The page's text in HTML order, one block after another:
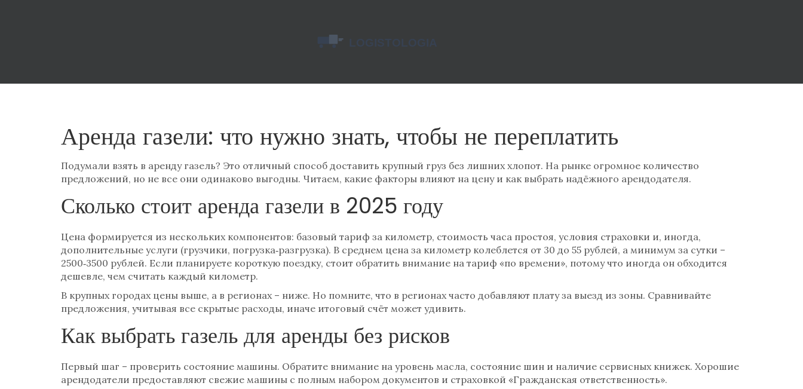
Аренда газели: что нужно знать, чтобы не переплатить
Подумали взять в аренду газель? Это отличный способ доставить крупный груз без лишних хлопот. На рынке огромное количество
предложений, но не все они одинаково выгодны. Читаем, какие факторы влияют на цену и как выбрать надёжного арендодателя.
Сколько стоит аренда газели в 2025 году
Цена формируется из нескольких компонентов: базовый тариф за километр, стоимость часа простоя, условия страховки и, иногда,
дополнительные услуги (грузчики, погрузка‑разгрузка). В среднем цена за километр колеблется от 30 до 55 рублей, а минимум за сутки –
2500‑3500 рублей. Если планируете короткую поездку, стоит обратить внимание на тариф «по времени», потому что иногда он обходится
дешевле, чем считать каждый километр.
В крупных городах цены выше, а в регионах – ниже. Но помните, что в регионах часто добавляют плату за выезд из зоны. Сравнивайте
предложения, учитывая все скрытые расходы, иначе итоговый счёт может удивить.
Как выбрать газель для аренды без рисков
Первый шаг – проверить состояние машины. Обратите внимание на уровень масла, состояние шин и наличие сервисных книжек. Хорошие
арендодатели предоставляют свежие машины с полным набором документов и страховкой «Гражданская ответственность».